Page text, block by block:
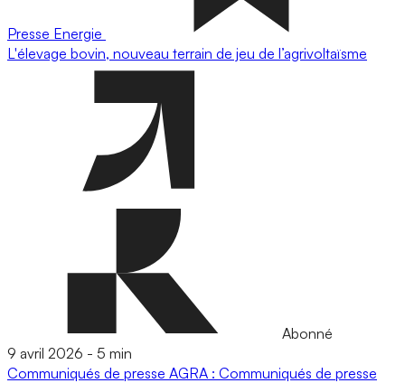
Presse Energie
L'élevage bovin, nouveau terrain de jeu de l’agrivoltaïsme
Abonné
9 avril 2026 - 5 min
Communiqués de presse AGRA : Communiqués de presse